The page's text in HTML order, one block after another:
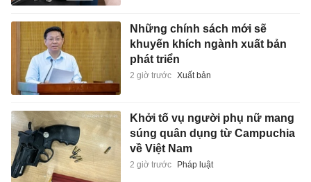
Những chính sách mới sẽ
khuyến khích ngành xuất bản
phát triển
2 giờ trước Xuất bản
Khởi tố vụ người phụ nữ mang
súng quân dụng từ Campuchia
về Việt Nam
2 giờ trước Pháp luật